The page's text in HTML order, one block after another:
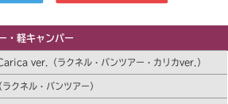
・軽キャンパー
ver.（ラクネル・バンツアー・カリカver.）
ネル・バンツアー）